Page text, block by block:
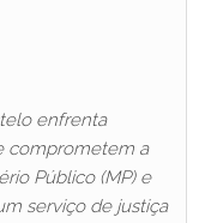
enfrenta
comprometem a
Público (MP) e
serviço de justiça